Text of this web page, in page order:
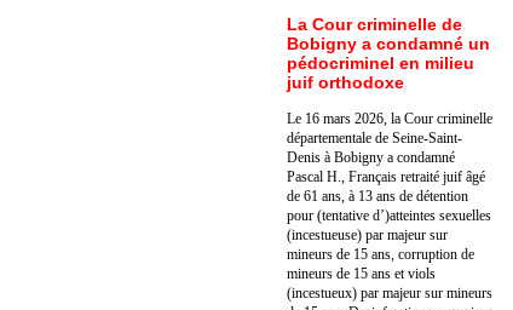
La Cour criminelle de
Bobigny a condamné un
pédocriminel en milieu
juif orthodoxe
Le 16 mars 2026, la Cour criminelle
départementale de Seine-Saint-
Denis à Bobigny a condamné
Pascal H., Français retraité juif âgé
de 61 ans, à 13 ans de détention
pour (tentative d’)atteintes sexuelles
(incestueuse) par majeur sur
mineurs de 15 ans, corruption de
mineurs de 15 ans et viols
(incestueux) par majeur sur mineurs